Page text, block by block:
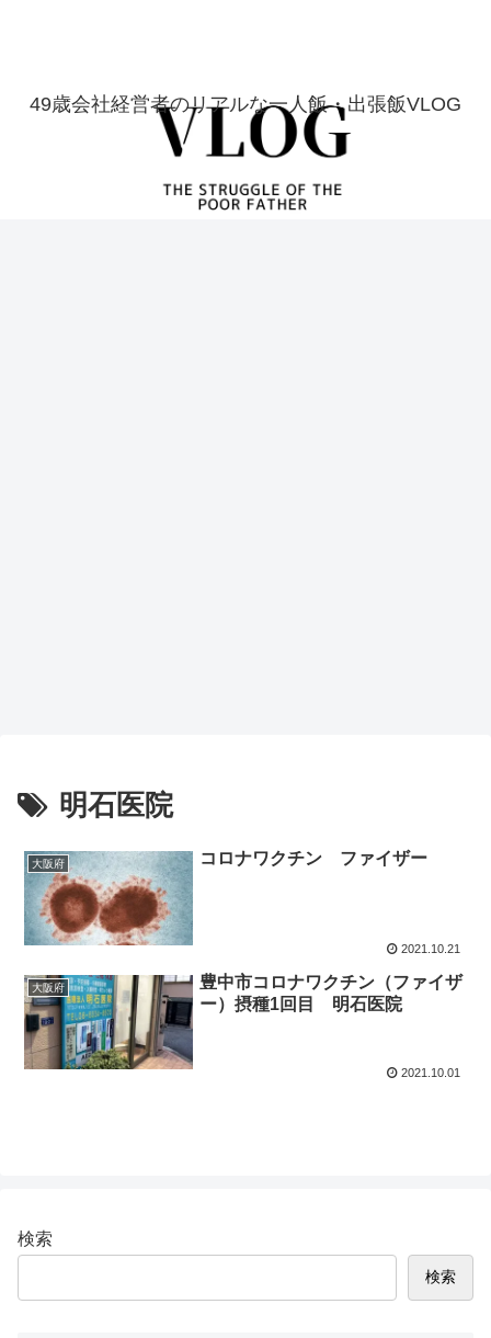
49歳会社経営者のリアルな一人飯・出張飯VLOG
明石医院
大阪府 コロナワクチン ファイザー
2021.10.21
大阪府
豊中市コロナワクチン（ファイザ
ー）摂種1回目 明石医院
2021.10.01
検索
検索